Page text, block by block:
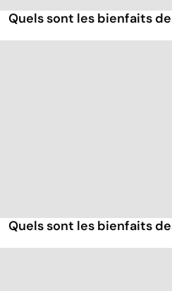
Quels sont les bienfaits
Quels sont les bienfaits